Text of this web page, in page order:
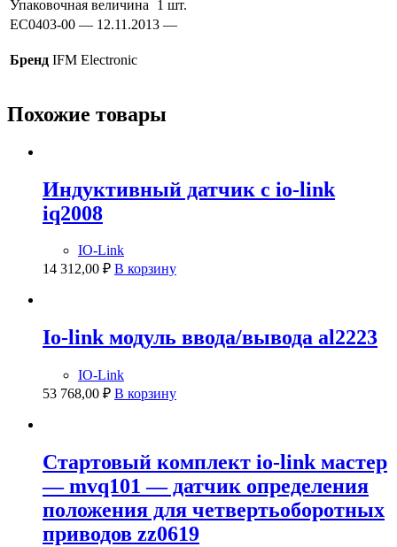
Упаковочная величина
1 шт.
EC0403-00 — 12.11.2013 —
Бренд IFM Electronic
Похожие товары
Индуктивный датчик с io-link
iq2008
IO-Link
14 312,00 ₽ В корзину
Io-link модуль ввода/вывода al2223
IO-Link
53 768,00 ₽ В корзину
Стартовый комплект io-link мастер
— mvq101 — датчик определения
положения для четвертьоборотных
приводов zz0619